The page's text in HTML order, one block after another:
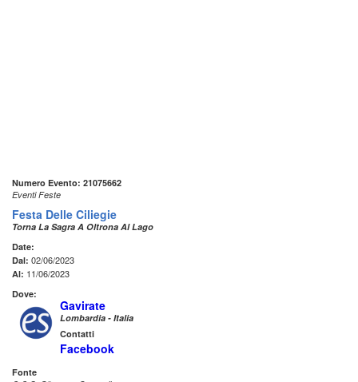
Numero Evento: 21075662
Eventi Feste
Festa Delle Ciliegie
Torna La Sagra A Oltrona Al Lago
Date:
Dal: 02/06/2023
Al: 11/06/2023
Dove:
Gavirate
Lombardia - Italia
Contatti
Facebook
Fonte